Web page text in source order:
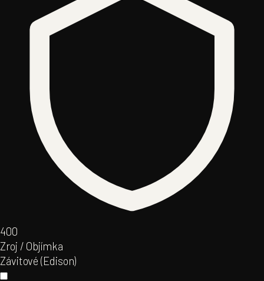
400
Zroj / Objímka
Závitové (Edison)